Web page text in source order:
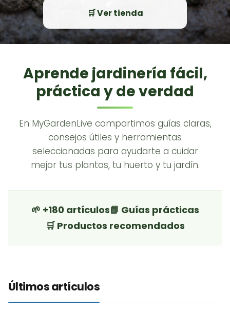
🛒 Ver tienda
Aprende jardinería fácil,
práctica y de verdad
En MyGardenLive compartimos guías claras,
consejos útiles y herramientas
seleccionadas para ayudarte a cuidar
mejor tus plantas, tu huerto y tu jardín.
🌱 +180 artículos📘 Guías prácticas
🛒 Productos recomendados
Últimos artículos